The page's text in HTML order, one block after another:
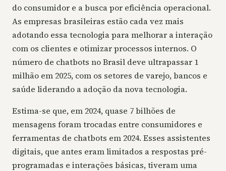
do consumidor e a busca por eficiência operacional.
As empresas brasileiras estão cada vez mais
adotando essa tecnologia para melhorar a interação
com os clientes e otimizar processos internos. O
número de chatbots no Brasil deve ultrapassar 1
milhão em 2025, com os setores de varejo, bancos e
saúde liderando a adoção da nova tecnologia.
Estima-se que, em 2024, quase 7 bilhões de
mensagens foram trocadas entre consumidores e
ferramentas de chatbots em 2024. Esses assistentes
digitais, que antes eram limitados a respostas pré-
programadas e interações básicas, tiveram uma